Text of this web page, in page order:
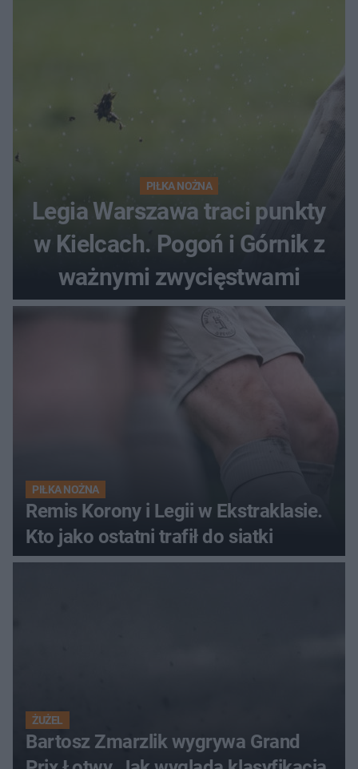
PIŁKA NOŻNA
Legia Warszawa traci punkty
w Kielcach. Pogoń i Górnik z
ważnymi zwycięstwami
PIŁKA NOŻNA
Remis Korony i Legii w Ekstraklasie.
Kto jako ostatni trafił do siatki
ŻUŻEL
Bartosz Zmarzlik wygrywa Grand